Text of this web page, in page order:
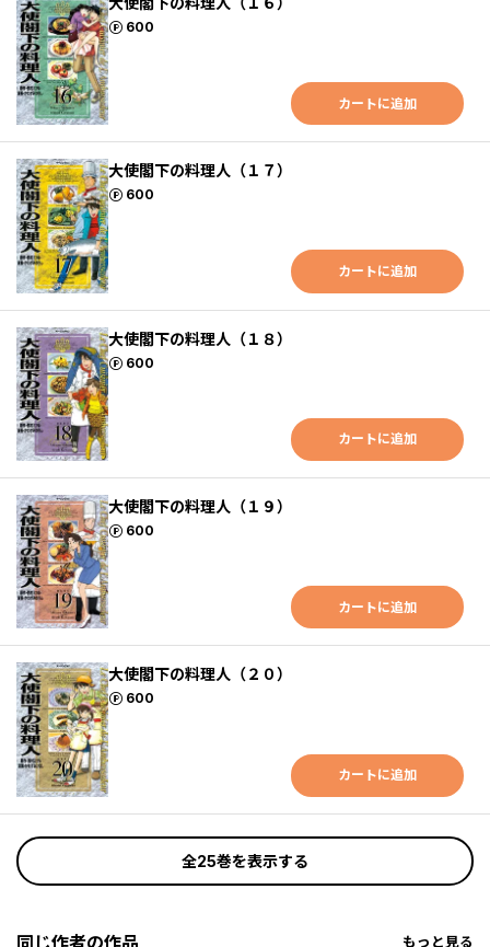
600
ポイント
カートに追加
大使閣下の料理人（１７）
600
ポイント
カートに追加
大使閣下の料理人（１８）
600
ポイント
カートに追加
大使閣下の料理人（１９）
600
ポイント
カートに追加
大使閣下の料理人（２０）
600
ポイント
カートに追加
全25巻を表示する
同じ作者の作品 もっと見る